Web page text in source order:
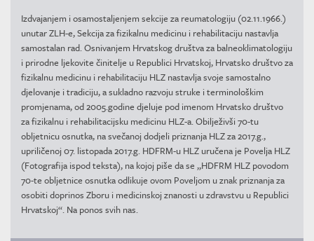
Izdvajanjem i osamostaljenjem sekcije za reumatologiju (02.11.1966.)
unutar ZLH-e, Sekcija za fizikalnu medicinu i rehabilitaciju nastavlja
samostalan rad. Osnivanjem Hrvatskog društva za balneoklimatologiju
i prirodne ljekovite činitelje u Republici Hrvatskoj, Hrvatsko društvo za
fizikalnu medicinu i rehabilitaciju HLZ nastavlja svoje samostalno
djelovanje i tradiciju, a sukladno razvoju struke i terminološkim
promjenama, od 2005.godine djeluje pod imenom Hrvatsko društvo
za fizikalnu i rehabilitacijsku medicinu HLZ-a. Obilježivši 70-tu
obljetnicu osnutka, na svečanoj dodjeli priznanja HLZ za 2017.g.,
upriličenoj 07. listopada 2017.g. HDFRM-u HLZ uručena je Povelja HLZ
(Fotografija ispod teksta), na kojoj piše da se „HDFRM HLZ povodom
70-te obljetnice osnutka odlikuje ovom Poveljom u znak priznanja za
osobiti doprinos Zboru i medicinskoj znanosti u zdravstvu u Republici
Hrvatskoj“. Na ponos svih nas.